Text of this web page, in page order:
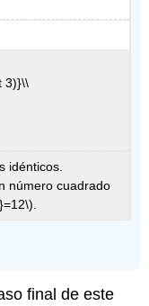
3)}\\
idénticos.
número cuadrado
.
final de este